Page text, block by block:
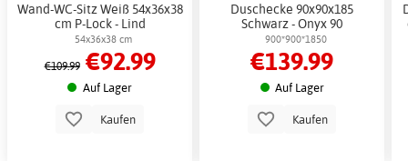
Wand-WC-Sitz Weiß 54x36x38
cm P-Lock - Lind
54x36x38 cm
€109.99 €92.99
Auf Lager
Kaufen
Duschecke 90x90x185
Schwarz - Onyx 90
900*900*1850
€139.99
Auf Lager
Kaufen